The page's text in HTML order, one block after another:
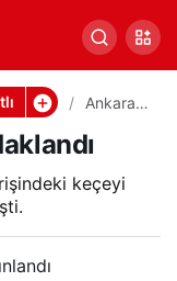
Ankara’d
Cami
Kundakl
andı
keçeyi
Paylaş